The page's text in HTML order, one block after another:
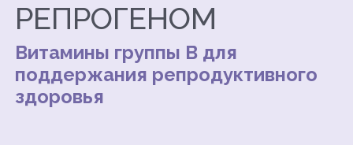
РЕПРОГЕНОМ
Витамины группы B для
поддержания репродуктивного
здоровья